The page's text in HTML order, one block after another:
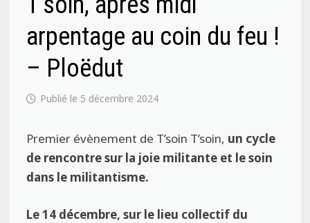
arpentage au coin du feu !
– Ploëdut
5 décembre 2024
Premier évènement de T’soin T’soin, un cycle
de rencontre sur la joie militante et le soin
dans le militantisme.
Le 14 décembre, sur le lieu collectif du